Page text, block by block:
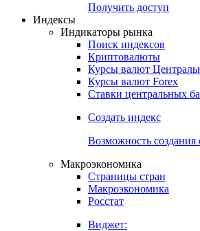
Получить доступ
Индексы
Индикаторы рынка
Поиск индексов
Криптовалюты
Курсы валют
Курсы валют Forex
Ставки центральных
Создать индекс
Возможность создания
Макроэкономика
Страницы стран
Макроэкономика
Росстат
Виджет: